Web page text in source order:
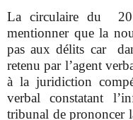
La circulaire du
mentionner que la
pas aux délits car
retenu par l’agent
à la juridiction
verbal constatant
tribunal de prononcer